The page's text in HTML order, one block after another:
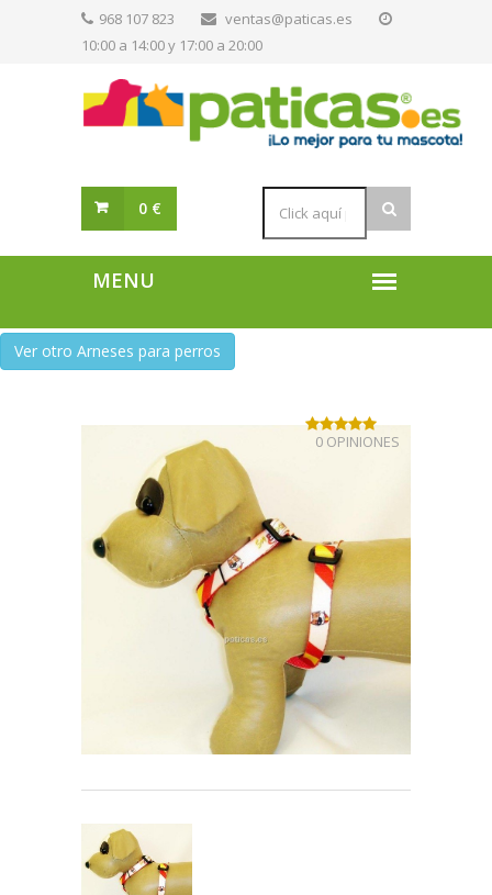
968 107 823
ventas@paticas.es
10:00 a 14:00 y 17:00 a 20:00
0 €
Ver otro Arneses para perros
0 OPINIONES